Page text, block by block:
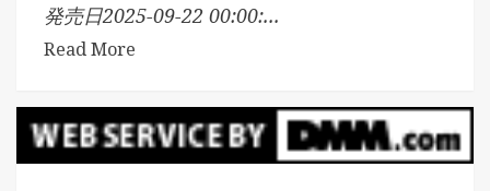
発売日2025-09-22 00:00:...
Read More